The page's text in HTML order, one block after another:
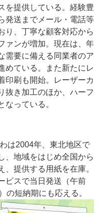
イベント 信用情報
業界
なビジネス・多彩な商材～
機特集
2022 検査・校正特集
サイトポリシー
を提供している。経験豊
発送までメール・電話等
り、丁寧な顧客対応から
ァンが増加。現在は、年
需要に備える同業者のア
めている。また新たにレ
印刷も開始。レーザーカ
抜き加工のほか、ハーフ
なっている。
は2004年、東北地区で
、地域をはじめ全国から
提供する用紙を在庫。
ビスで当日発送（午前
の短納期にも応える。